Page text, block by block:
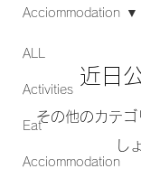
ALL
Activities
Eat
Acciommodation
Acciommodation
近日
その他のカテ
し